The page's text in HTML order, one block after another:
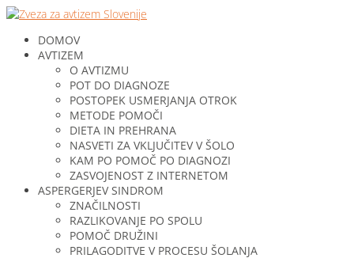
DOMOV
AVTIZEM
O AVTIZMU
POT DO DIAGNOZE
POSTOPEK USMERJANJA OTROK
METODE POMOČI
DIETA IN PREHRANA
NASVETI ZA VKLJUČITEV V ŠOLO
KAM PO POMOČ PO DIAGNOZI
ZASVOJENOST Z INTERNETOM
ASPERGERJEV SINDROM
ZNAČILNOSTI
RAZLIKOVANJE PO SPOLU
POMOČ DRUŽINI
PRILAGODITVE V PROCESU ŠOLANJA